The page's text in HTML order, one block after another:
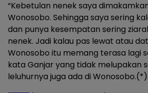
“Kebetulan nenek saya
Wonosobo. Sehingga saya sering
dan punya kesempatan sering
nenek. Jadi kalau pas lewat atau
Wonosobo itu memang terasa lagi
kata Ganjar yang tidak melupakan
leluhurnya juga ada di Wonosobo.(*)